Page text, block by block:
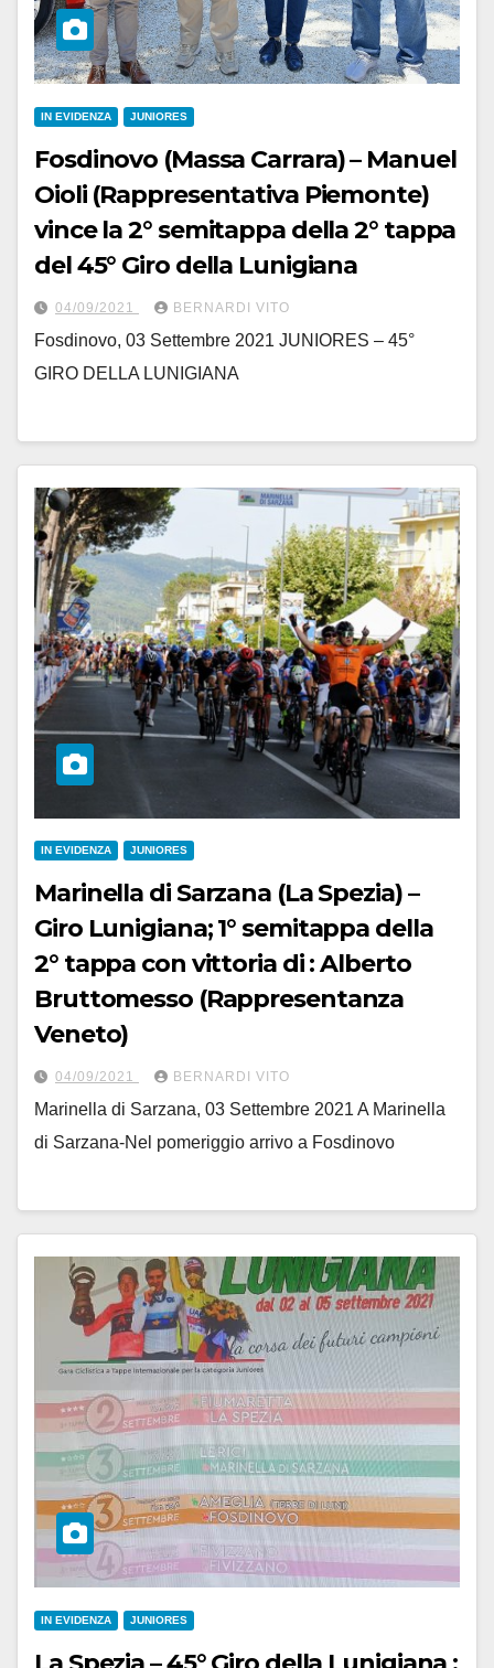
IN EVIDENZA JUNIORES
Fosdinovo (Massa Carrara) – Manuel
Oioli (Rappresentativa Piemonte)
vince la 2° semitappa della 2° tappa
del 45° Giro della Lunigiana
04/09/2021 BERNARDI VITO
Fosdinovo, 03 Settembre 2021 JUNIORES – 45°
GIRO DELLA LUNIGIANA
IN EVIDENZA JUNIORES
Marinella di Sarzana (La Spezia) –
Giro Lunigiana; 1° semitappa della
2° tappa con vittoria di : Alberto
Bruttomesso (Rappresentanza
Veneto)
04/09/2021 BERNARDI VITO
Marinella di Sarzana, 03 Settembre 2021 A Marinella
di Sarzana-Nel pomeriggio arrivo a Fosdinovo
IN EVIDENZA JUNIORES